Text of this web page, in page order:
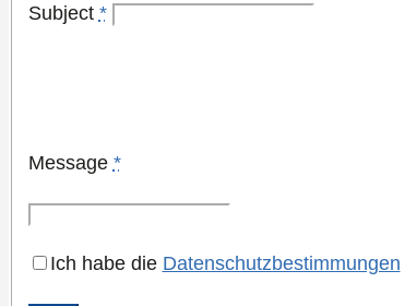
Subject *
Message *
Ich habe die Datenschutzbestimmungen